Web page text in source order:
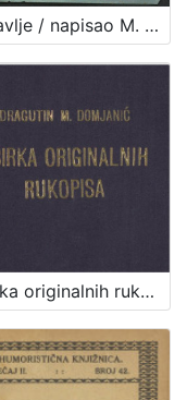
Zdravlje / napisao M. [Milan] Amruš
Zbirka originalnih rukopisa / Dragutin M. Domjanić